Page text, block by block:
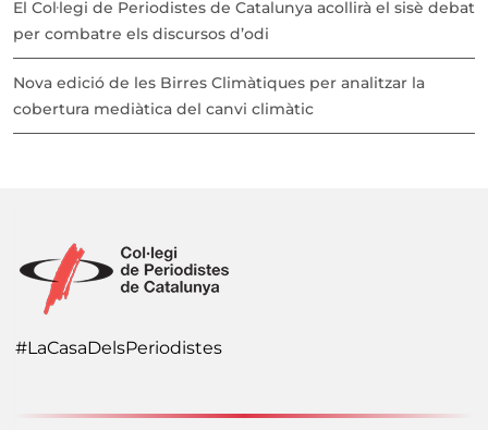
El Col·legi de Periodistes de Catalunya acollirà el sisè debat
per combatre els discursos d’odi
Nova edició de les Birres Climàtiques per analitzar la
cobertura mediàtica del canvi climàtic
#LaCasaDelsPeriodistes